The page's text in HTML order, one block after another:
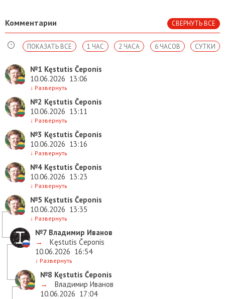
Комментарии СВЕРНУТЬ ВСЕ
СУТКИ
6 ЧАСОВ
2 ЧАСА
1 ЧАС
ПОКАЗАТЬ ВСЕ
№1 Kęstutis Čeponis
10.06.2026 13:06
↓ Развернуть
№2 Kęstutis Čeponis
10.06.2026 13:11
↓ Развернуть
№3 Kęstutis Čeponis
10.06.2026 13:16
↓ Развернуть
№4 Kęstutis Čeponis
10.06.2026 13:23
↓ Развернуть
№5 Kęstutis Čeponis
10.06.2026 13:35
↓ Развернуть
№7 Владимир Иванов
→
Kęstutis Čeponis
10.06.2026 16:54
↓ Развернуть
№8 Kęstutis Čeponis
→
Владимир Иванов
10.06.2026 17:04